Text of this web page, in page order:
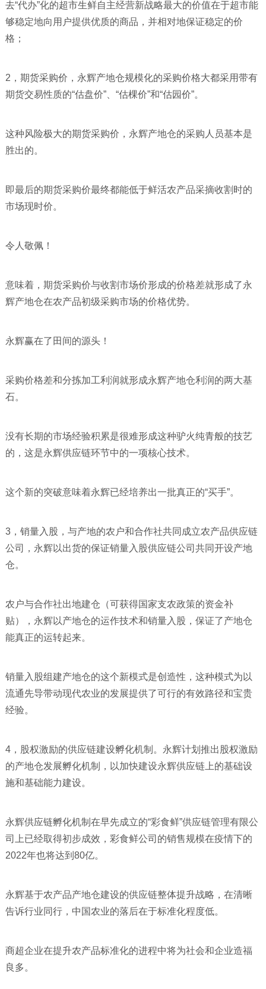
去“代办”化的超市生鲜自主经营新战略最大的价值在于超市能
够稳定地向用户提供优质的商品，并相对地保证稳定的价
格；
2，期货采购价，永辉产地仓规模化的采购价格大都采用带有
期货交易性质的“估盘价”、“估棵价”和“估园价”。
这种风险极大的期货采购价，永辉产地仓的采购人员基本是
胜出的。
即最后的期货采购价最终都能低于鲜活农产品采摘收割时的
市场现时价。
令人敬佩！
意味着，期货采购价与收割市场价形成的价格差就形成了永
辉产地仓在农产品初级采购市场的价格优势。
永辉赢在了田间的源头！
采购价格差和分拣加工利润就形成永辉产地仓利润的两大基
石。
没有长期的市场经验积累是很难形成这种驴火纯青般的技艺
的，这是永辉供应链环节中的一项核心技术。
这个新的突破意味着永辉已经培养出一批真正的“买手”。
3，销量入股，与产地的农户和合作社共同成立农产品供应链
公司，永辉以出货的保证销量入股供应链公司共同开设产地
仓。
农户与合作社出地建仓（可获得国家支农政策的资金补
贴），永辉以产地仓的运作技术和销量入股，保证了产地仓
能真正的运转起来。
销量入股组建产地仓的这个新模式是创造性，这种模式为以
流通先导带动现代农业的发展提供了可行的有效路径和宝贵
经验。
4，股权激励的供应链建设孵化机制。永辉计划推出股权激励
的产地仓发展孵化机制，以加快建设永辉供应链上的基础设
施和基础能力建设。
永辉供应链孵化机制在早先成立的“彩食鲜”供应链管理有限公
司上已经取得初步成效，彩食鲜公司的销售规模在疫情下的
2022年也将达到80亿。
永辉基于农产品产地仓建设的供应链整体提升战略，在清晰
告诉行业同行，中国农业的落后在于标准化程度低。
商超企业在提升农产品标准化的进程中将为社会和企业造福
良多。